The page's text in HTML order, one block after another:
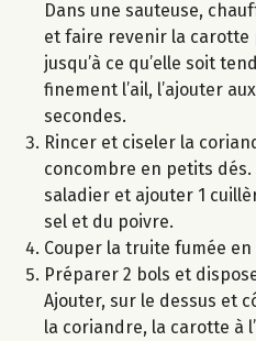
Dans une sauteuse,
et faire revenir la carotte
jusqu’à ce qu’elle soit
finement l’ail, l’ajouter
secondes.
Rincer et ciseler la
concombre en petits
saladier et ajouter 1
sel et du poivre.
Couper la truite fumée en
Préparer 2 bols et
Ajouter, sur le dessus et
la coriandre, la carotte à